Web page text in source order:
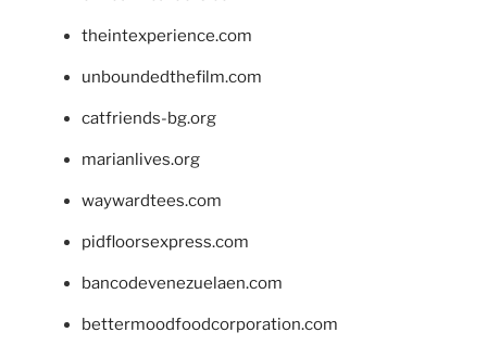
theintexperience.com
unboundedthefilm.com
catfriends-bg.org
marianlives.org
waywardtees.com
pidfloorsexpress.com
bancodevenezuelaen.com
bettermoodfoodcorporation.com